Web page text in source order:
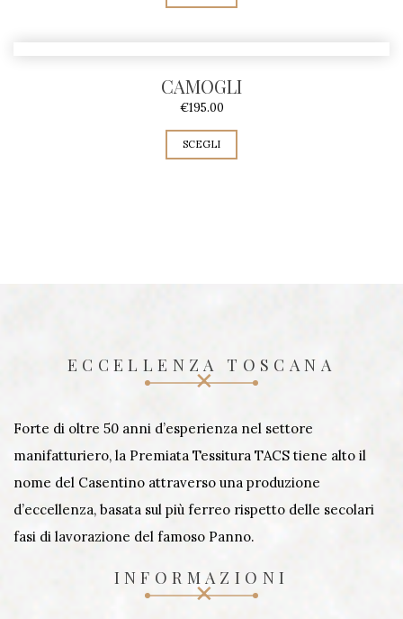
CAMOGLI
€195.00
SCEGLI
ECCELLENZA TOSCANA
Forte di oltre 50 anni d’esperienza nel settore
manifatturiero, la Premiata Tessitura TACS tiene alto il
nome del Casentino attraverso una produzione
d’eccellenza, basata sul più ferreo rispetto delle secolari
fasi di lavorazione del famoso Panno.
INFORMAZIONI